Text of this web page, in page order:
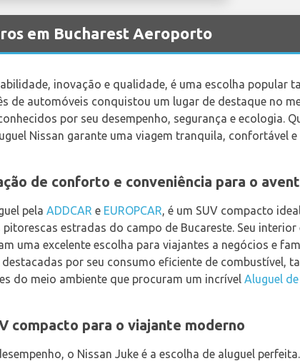
em Bucharest Aeroporto
inovação e qualidade, é uma escolha popular
de automóveis conquistou um lugar de destaque no
por seu desempenho, segurança e ecologia.
Nissan garante uma viagem tranquila, confortável
de conforto e conveniência para o
pela ADDCAR e EUROPCAR, é um SUV compacto
estradas do campo de Bucareste. Seu
uma excelente escolha para viajantes a negócios e
por seu consumo eficiente de combustível,
do meio ambiente que procuram um incrível Aluguel
compacto para o viajante moderno
o Nissan Juke é a escolha de aluguel